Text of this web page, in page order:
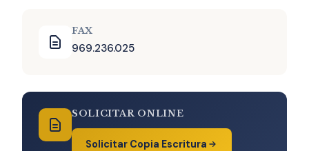
FAX
969.236.025
SOLICITAR ONLINE
Solicitar Copia Escritura